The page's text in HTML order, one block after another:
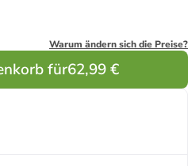
Warum ändern sich die Preise?
für62,99 €